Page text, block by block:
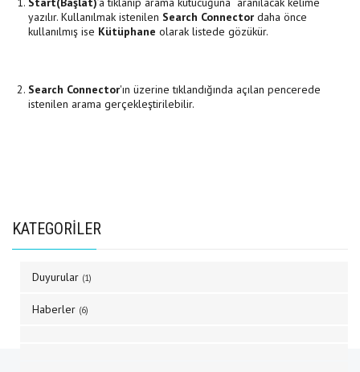
yazılır. Kullanılmak istenilen Search Connector daha önce
kullanılmış ise Kütüphane olarak listede gözükür.
Search Connector'ın üzerine tıklandığında açılan pencerede
istenilen arama gerçekleştirilebilir.
KATEGORİLER
Duyurular (1)
Haberler (6)